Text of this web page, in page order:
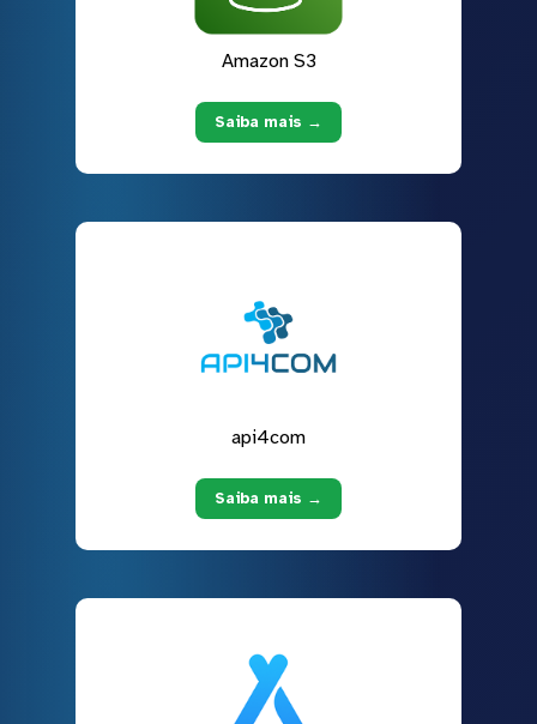
Amazon S3
Saiba mais →
api4com
Saiba mais →